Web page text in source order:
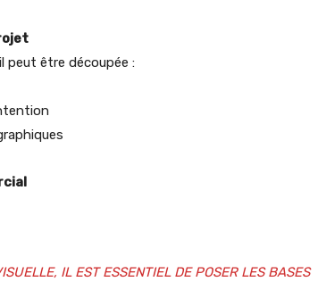
peut être découpée :
IL EST ESSENTIEL DE POSER LES BASES